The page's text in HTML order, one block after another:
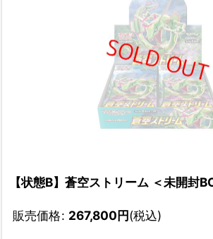
【状態B】蒼空ストリーム ＜未開封
販売価格: 267,800円(税込)